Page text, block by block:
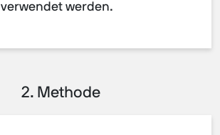
verwendet werden.
2. Methode